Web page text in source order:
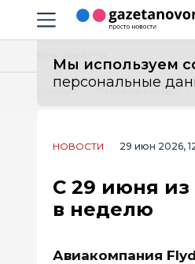
Навигация сайта
Мы используем
персональные
Главная Лента новостей
НОВОСТИ 29 июн 2026,
С 29 июня из
в неделю
Авиакомпания